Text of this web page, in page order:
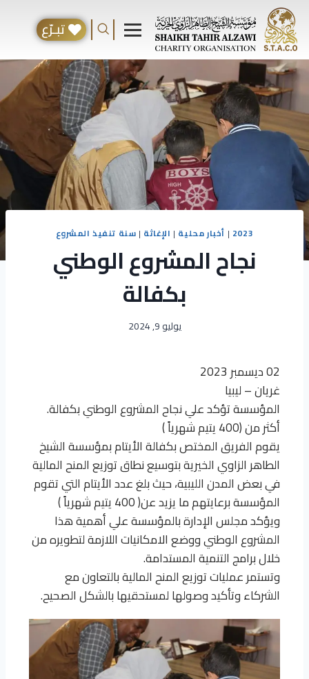
تبـرّع
2023
| أخبار محلية | الإغاثة | سنة تنفيذ المشروع
نجاح المشروع الوطني
بكفالة
يوليو 9, 2024
02 ديسمبر 2023
غريان – ليبيا
المؤسسة تؤكد علي نجاح المشروع الوطني بكفالة.
أكثر من (400 يتيم شهرياً )
يقوم الفريق المختص بكفالة الأيتام بمؤسسة الشيخ
الطاهر الزاوي الخيرية بتوسيع نطاق توزيع المنح المالية
في بعض المدن الليبية، حيث بلغ عدد الأيتام التي تقوم
المؤسسة برعايتهم ما يزيد عن( 400 يتيم شهرياً )
ويؤكد مجلس الإدارة بالمؤسسة علي أهمية هذا
المشروع الوطني ووضع الامكانيات اللازمة لتطويره من
خلال برامج التنمية المستدامة.
وتستمر عمليات توزيع المنح المالية بالتعاون مع
الشركاء وتأكيد وصولها لمستحقيها بالشكل الصحيح.